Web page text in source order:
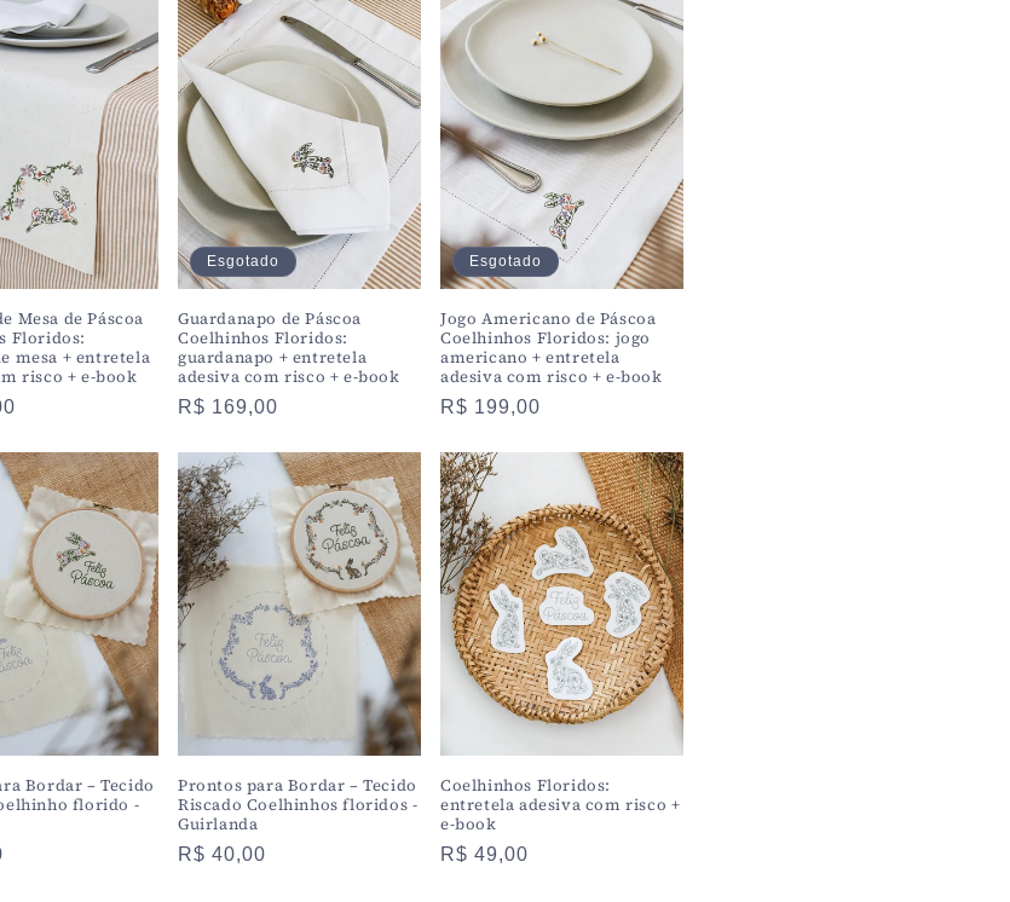
Mesa de Páscoa
Floridos:
mesa + entretela
risco + e-book
Esgotado
Guardanapo de Páscoa
Coelhinhos Floridos:
guardanapo + entretela
adesiva com risco + e-book
Preço
R$ 169,00
Esgotado
Jogo Americano de Páscoa
Coelhinhos Floridos: jogo
americano + entretela
adesiva com risco + e-book
Preço
R$ 199,00
Bordar – Tecido
florido -
Prontos para Bordar – Tecido
Riscado Coelhinhos floridos -
Guirlanda
Preço
R$ 40,00
Coelhinhos Floridos:
entretela adesiva com risco +
e-book
Preço
R$ 49,00